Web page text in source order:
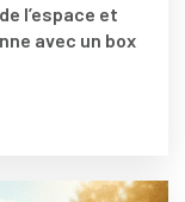
l’espace et
avec un box